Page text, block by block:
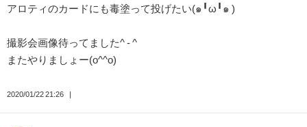
アロティのカードにも毒塗って投げたい(๑╹ω╹๑ )
撮影会画像待ってました^ - ^
またやりましょー(o^^o)
2020/01/22 21:26